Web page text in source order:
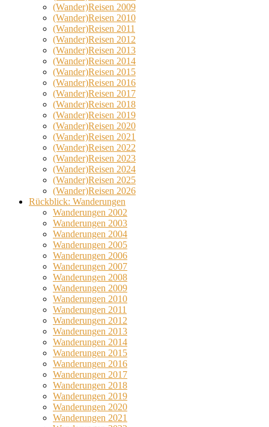
(Wander)Reisen 2009
(Wander)Reisen 2010
(Wander)Reisen 2011
(Wander)Reisen 2012
(Wander)Reisen 2013
(Wander)Reisen 2014
(Wander)Reisen 2015
(Wander)Reisen 2016
(Wander)Reisen 2017
(Wander)Reisen 2018
(Wander)Reisen 2019
(Wander)Reisen 2020
(Wander)Reisen 2021
(Wander)Reisen 2022
(Wander)Reisen 2023
(Wander)Reisen 2024
(Wander)Reisen 2025
(Wander)Reisen 2026
Rückblick: Wanderungen
Wanderungen 2002
Wanderungen 2003
Wanderungen 2004
Wanderungen 2005
Wanderungen 2006
Wanderungen 2007
Wanderungen 2008
Wanderungen 2009
Wanderungen 2010
Wanderungen 2011
Wanderungen 2012
Wanderungen 2013
Wanderungen 2014
Wanderungen 2015
Wanderungen 2016
Wanderungen 2017
Wanderungen 2018
Wanderungen 2019
Wanderungen 2020
Wanderungen 2021